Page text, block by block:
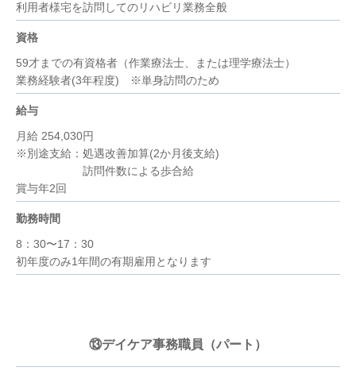
利用者様宅を訪問してのリハビリ業務全般
資格
59才までの有資格者（作業療法士、または理学療法士）
業務経験者(3年程度) ※単身訪問のため
給与
月給 254,030円
※別途支給：処遇改善加算(2か月後支給)
訪問件数による歩合給
賞与年2回
勤務時間
8：30〜17：30
初年度のみ1年間の有期雇用となります
⑬デイケア事務職員（パート）